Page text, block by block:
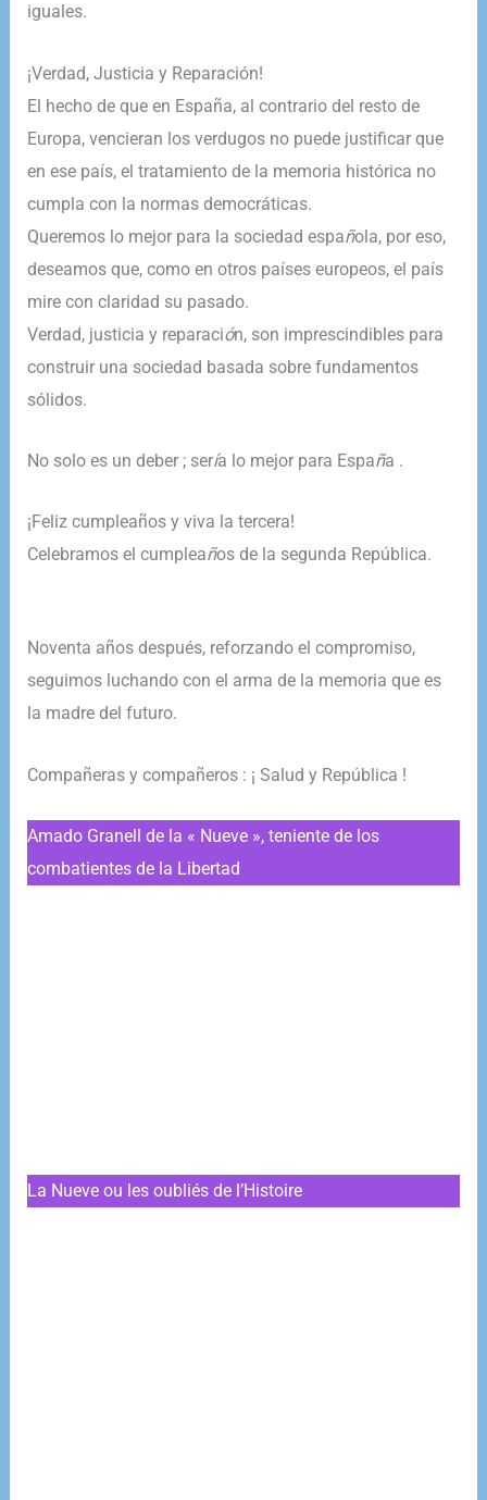
iguales.
​¡Verdad, Justicia y Reparación!
El hecho de que en España, al contrario del resto de
Europa, vencieran los verdugos no puede justificar que
en ese país, el tratamiento de la memoria histórica no
cumpla con la normas democráticas.
Queremos lo mejor para la sociedad española, por eso,
deseamos que, como en otros países europeos, el país
mire con claridad su pasado.
Verdad, justicia y reparación, son imprescindibles para
construir una sociedad basada sobre fundamentos
sólidos.
No solo es un deber ; sería lo mejor para España .
​¡Feliz cumpleaños y viva la tercera!
Celebramos el cumpleaños de la segunda República.
Noventa años después, reforzando el compromiso,
seguimos luchando con el arma de la memoria que es
la madre del futuro.
Compañeras y compañeros : ¡ Salud y República !
Amado Granell de la « Nueve », teniente de los
combatientes de la Libertad
La Nueve ou les oubliés de l’Histoire